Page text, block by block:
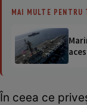
MAI MULTE PENTRU
În ceea ce